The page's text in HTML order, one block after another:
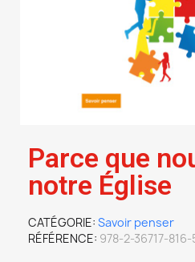
Parce que
notre Église
CATÉGORIE Savoir penser
RÉFÉRENCE 978-2-36717-816-